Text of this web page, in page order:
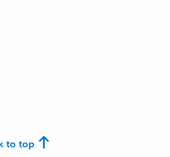
to top